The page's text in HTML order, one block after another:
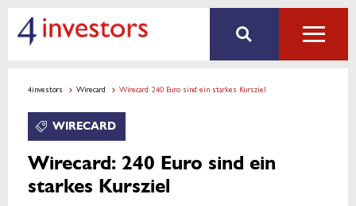
4investors Wirecard Wirecard: 240 Euro sind ein starkes Kursziel
WIRECARD
Wirecard: 240 Euro sind ein
starkes Kursziel